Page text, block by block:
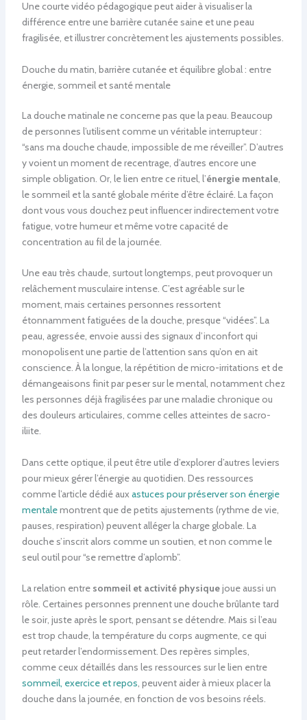
Une courte vidéo pédagogique peut aider à visualiser la
différence entre une barrière cutanée saine et une peau
fragilisée, et illustrer concrètement les ajustements possibles.
Douche du matin, barrière cutanée et équilibre global : entre
énergie, sommeil et santé mentale
La douche matinale ne concerne pas que la peau. Beaucoup
de personnes l’utilisent comme un véritable interrupteur :
“sans ma douche chaude, impossible de me réveiller”. D’autres
y voient un moment de recentrage, d’autres encore une
simple obligation. Or, le lien entre ce rituel, l’énergie mentale,
le sommeil et la santé globale mérite d’être éclairé. La façon
dont vous vous douchez peut influencer indirectement votre
fatigue, votre humeur et même votre capacité de
concentration au fil de la journée.
Une eau très chaude, surtout longtemps, peut provoquer un
relâchement musculaire intense. C’est agréable sur le
moment, mais certaines personnes ressortent
étonnamment fatiguées de la douche, presque “vidées”. La
peau, agressée, envoie aussi des signaux d’inconfort qui
monopolisent une partie de l’attention sans qu’on en ait
conscience. À la longue, la répétition de micro-irritations et de
démangeaisons finit par peser sur le mental, notamment chez
les personnes déjà fragilisées par une maladie chronique ou
des douleurs articulaires, comme celles atteintes de sacro-
iliite.
Dans cette optique, il peut être utile d’explorer d’autres leviers
pour mieux gérer l’énergie au quotidien. Des ressources
comme l’article dédié aux astuces pour préserver son énergie
mentalemontrent que de petits ajustements (rythme de vie,
pauses, respiration) peuvent alléger la charge globale. La
douche s’inscrit alors comme un soutien, et non comme le
seul outil pour “se remettre d’aplomb”.
La relation entre sommeil et activité physiquejoue aussi un
rôle. Certaines personnes prennent une douche brûlante tard
le soir, juste après le sport, pensant se détendre. Mais si l’eau
est trop chaude, la température du corps augmente, ce qui
peut retarder l’endormissement. Des repères simples,
comme ceux détaillés dans les ressources sur le lien entre
sommeil, exercice et repos, peuvent aider à mieux placer la
douche dans la journée, en fonction de vos besoins réels.